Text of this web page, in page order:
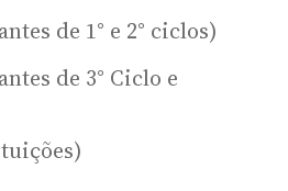
de 1° e 2° ciclos)
de 3° Ciclo e